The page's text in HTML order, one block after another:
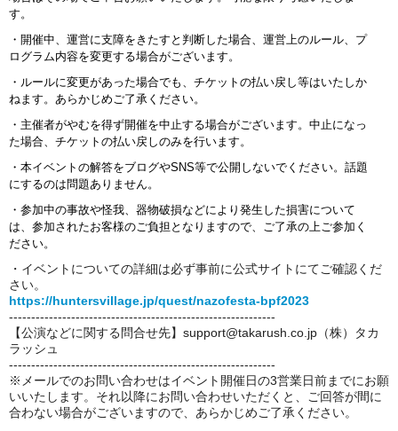
す。
・開催中、運営に支障をきたすと判断した場合、運営上のルール、プ
ログラム内容を変更する場合がございます。
・ルールに変更があった場合でも、チケットの払い戻し等はいたしか
ねます。あらかじめご了承ください。
・主催者がやむを得ず開催を中止する場合がございます。中止になっ
た場合、チケットの払い戻しのみを行います。
・本イベントの解答をブログやSNS等で公開しないでください。話題
にするのは問題ありません。
・参加中の事故や怪我、器物破損などにより発生した損害について
は、参加されたお客様のご負担となりますので、ご了承の上ご参加く
ださい。
・イベントについての詳細は必ず事前に公式サイトにてご確認くだ
さい。
https://huntersvillage.jp/quest/nazofesta-bpf2023
------------------------------------------------------------
【公演などに関する問合せ先】support@takarush.co.jp（株）タカ
ラッシュ
------------------------------------------------------------
※メールでのお問い合わせはイベント開催日の3営業日前までにお願
いいたします。それ以降にお問い合わせいただくと、ご回答が間に
合わない場合がございますので、あらかじめご了承ください。